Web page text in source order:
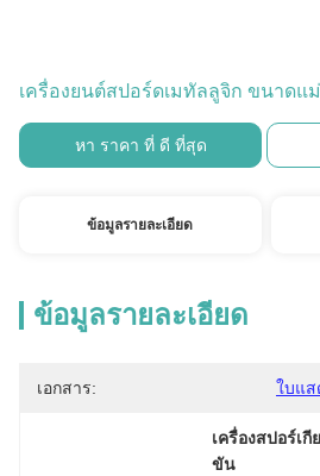
เครื่องยนต์สปอร์ดเมทัลลูจิก ขนาดแ
หา ราคา ที่ ดี ที่สุด
ข้อมูลรายละเอียด
ข้อมูลรายละเอียด
เอกสาร: ใบแ
เครื่องสปอร์
ขัน